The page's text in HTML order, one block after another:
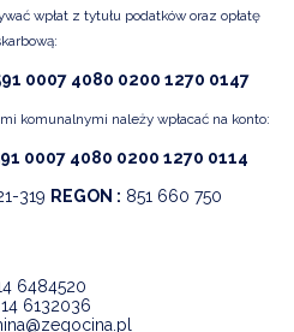
wpłat z tytułu podatków oraz opłatę
0007 4080 0200 1270 0147
komunalnymi należy wpłacać na konto:
0007 4080 0200 1270 0114
319 REGON : 851 660 750
6484520
14 6132036